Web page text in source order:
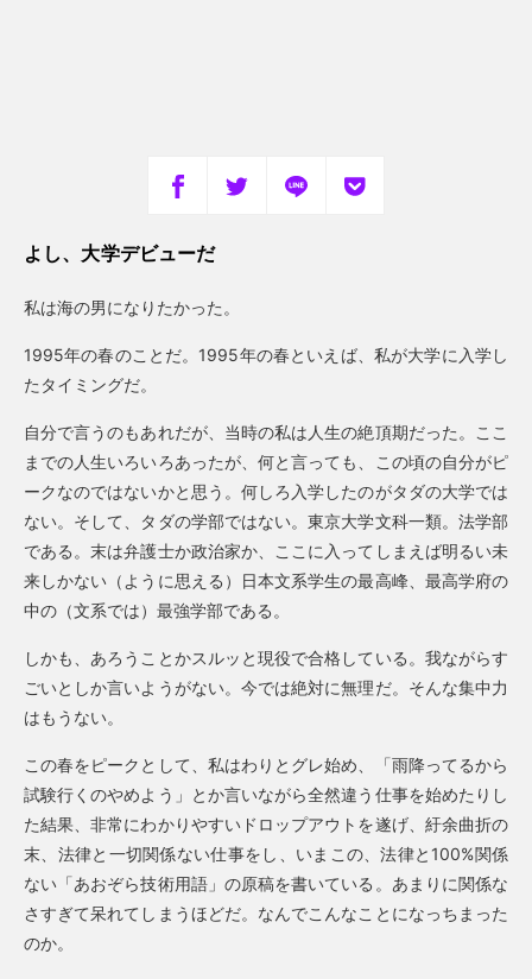
よし、大学デビューだ
私は海の男になりたかった。
1995年の春のことだ。1995年の春といえば、私が大学に入学し
たタイミングだ。
自分で言うのもあれだが、当時の私は人生の絶頂期だった。ここ
までの人生いろいろあったが、何と言っても、この頃の自分がピ
ークなのではないかと思う。何しろ入学したのがタダの大学では
ない。そして、タダの学部ではない。東京大学文科一類。法学部
である。末は弁護士か政治家か、ここに入ってしまえば明るい未
来しかない（ように思える）日本文系学生の最高峰、最高学府の
中の（文系では）最強学部である。
しかも、あろうことかスルッと現役で合格している。我ながらす
ごいとしか言いようがない。今では絶対に無理だ。そんな集中力
はもうない。
この春をピークとして、私はわりとグレ始め、「雨降ってるから
試験行くのやめよう」とか言いながら全然違う仕事を始めたりし
た結果、非常にわかりやすいドロップアウトを遂げ、紆余曲折の
末、法律と一切関係ない仕事をし、いまこの、法律と100%関係
ない「あおぞら技術用語」の原稿を書いている。あまりに関係な
さすぎて呆れてしまうほどだ。なんでこんなことになっちまった
のか。